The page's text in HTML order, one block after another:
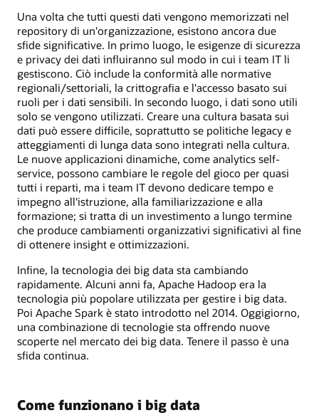
Una volta che tutti questi dati vengono memorizzati nel
repository di un'organizzazione, esistono ancora due
sfide significative. In primo luogo, le esigenze di sicurezza
e privacy dei dati influiranno sul modo in cui i team IT li
gestiscono. Ciò include la conformità alle normative
regionali/settoriali, la crittografia e l'accesso basato sui
ruoli per i dati sensibili. In secondo luogo, i dati sono utili
solo se vengono utilizzati. Creare una cultura basata sui
dati può essere difficile, soprattutto se politiche legacy e
atteggiamenti di lunga data sono integrati nella cultura.
Le nuove applicazioni dinamiche, come analytics self-
service, possono cambiare le regole del gioco per quasi
tutti i reparti, ma i team IT devono dedicare tempo e
impegno all'istruzione, alla familiarizzazione e alla
formazione; si tratta di un investimento a lungo termine
che produce cambiamenti organizzativi significativi al fine
di ottenere insight e ottimizzazioni.
Infine, la tecnologia dei big data sta cambiando
rapidamente. Alcuni anni fa, Apache Hadoop era la
tecnologia più popolare utilizzata per gestire i big data.
Poi Apache Spark è stato introdotto nel 2014. Oggigiorno,
una combinazione di tecnologie sta offrendo nuove
scoperte nel mercato dei big data. Tenere il passo è una
sfida continua.
Come funzionano i big data